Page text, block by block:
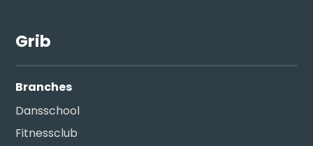
Grib
Branches
Dansschool
Fitnessclub